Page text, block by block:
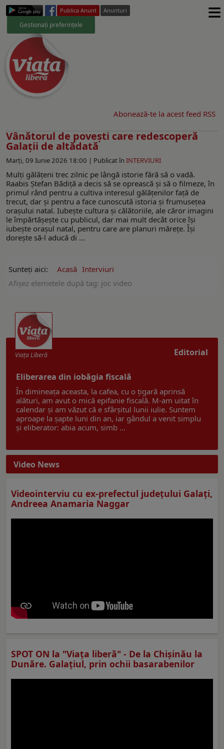
Publica Anunt Anunturi
Gestionați preferințele ≡
Abonează-te la acest feed RSS
Vânătorul de povești care redescoperă
Galații de altădată
Marți, 09 Iunie 2026 18:00 | Publicat în INTERVIURI
Mulți gălățeni trec zilnic pe lângă istorie fără să o vadă.
Raabis Ștefan Bădiță a decis să se oprească și să o filmeze, în
primul rând pentru a cultiva interesul gălățenilor față de
trecut, dar și pentru a face cunoscută istoria și frumusețea
orașului natal. Iubește cultura și călătoriile, ale căror imagini
le împărtășește cu publicul, dar mai mult decât orice își
iubește orașul natal, pentru care are planuri mărețe. Își
dorește să-l aducă di ...
Sunteți aici: Acasă Interviuri
Afişez elemetele după tag: joc video
Editorial
Viaţa Liberă
Eliberarea din iobăgia fiscală
În dimineața aceasta, la cafea, cu o țigară aprinsă
alături, am avut o mică epifanie fiscală. M-am uitat în
calendar și am văzut că e sfârșitul lunii iulie. Suntem
aproape la șapte luni din an, iar gândul a venit simplu
și eliberator: abia acum, simb ...
Video News
Videointerviu cu ex-prefectul judeţului Galaţi,
Andreea Anamaria Naggar
SPOT ON la "Viaţa liberă" - De la Chișinău la
Dunăre. Galațiul, prin ochii basarabenilor